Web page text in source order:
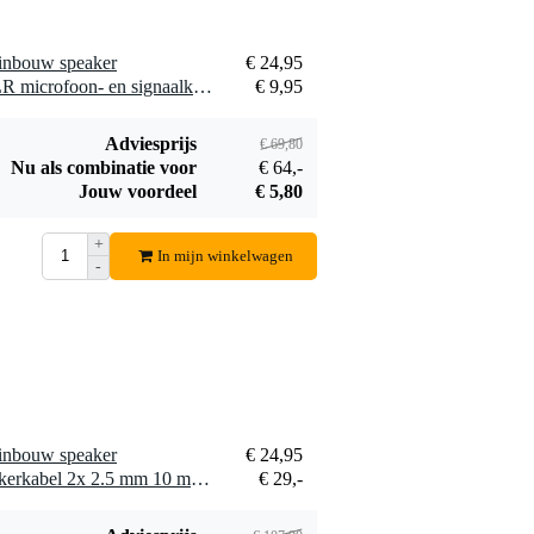
speaker
€ 24,95
2 x Devine MIC100/10 XLR microfoon- en signaalkabel 10 meter
€ 9,95
Adviesprijs € 69,80
Nu als combinatie voor
€ 64,-
Jouw voordeel
€ 5,80
+
-
In mijn winkelwagen
speaker
€ 24,95
2 x Devine SPE25/10 speakerkabel 2x 2.5 mm 10 meter
€ 29,-